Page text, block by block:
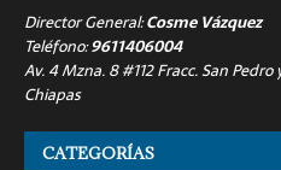
Director General:Cosme Vázquez
Teléfono:9611406004
Av. 4 Mzna. 8 #112 Fracc. San
Chiapas
CATEGORÍAS